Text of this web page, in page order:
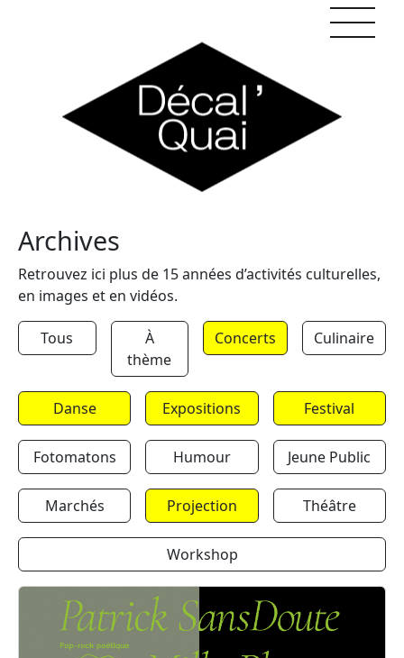
Archives
Retrouvez ici plus de 15 années d’activités culturelles,
en images et en vidéos.
Tous
À
thème
Concerts Culinaire
Danse Expositions Festival
Fotomatons Humour Jeune Public
Marchés Projection Théâtre
Workshop